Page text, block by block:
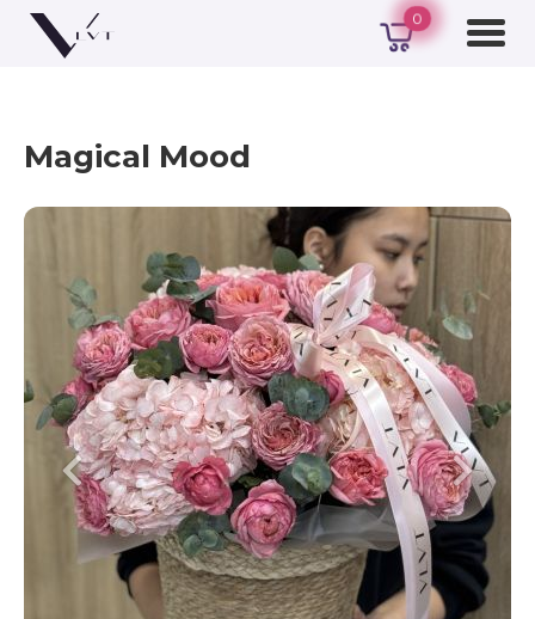
0
Magical Mood